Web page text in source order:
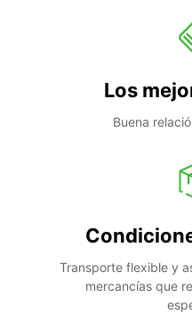
Los
Buena
Transporte flexible y
mercancías que